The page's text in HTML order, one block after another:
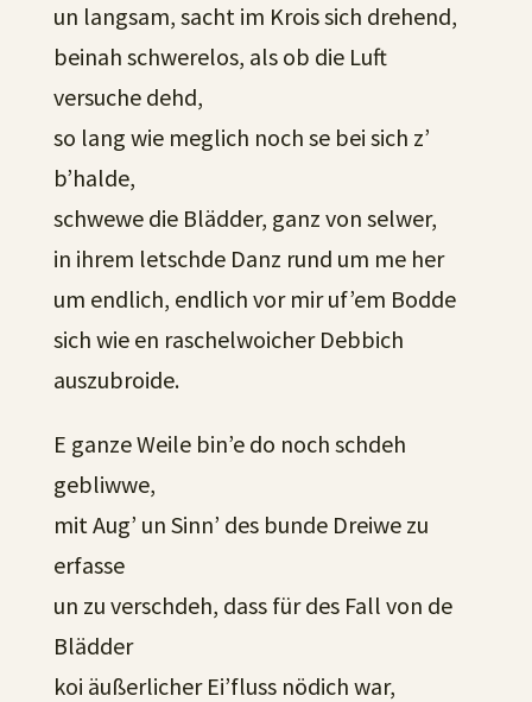
un langsam, sacht im Krois sich drehend,
beinah schwerelos, als ob die Luft
versuche dehd,
so lang wie meglich noch se bei sich z’
b’halde,
schwewe die Blädder, ganz von selwer,
in ihrem letschde Danz rund um me her
um endlich, endlich vor mir uf’em Bodde
sich wie en raschelwoicher Debbich
auszubroide.
E ganze Weile bin’e do noch schdeh
gebliwwe,
mit Aug’ un Sinn’ des bunde Dreiwe zu
erfasse
un zu verschdeh, dass für des Fall von de
Blädder
koi äußerlicher Ei’fluss nödich war,